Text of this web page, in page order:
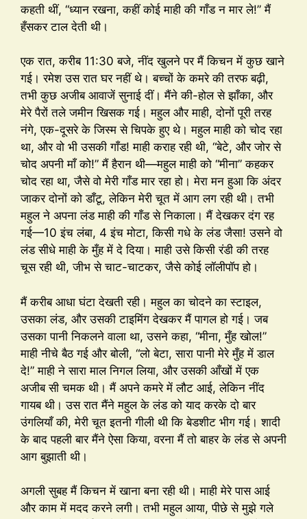
कहती थीं, “ध्यान रखना, कहीं कोई माही की गाँड न मार ले!” मैं
हँसकर टाल देती थी।
एक रात, करीब 11:30 बजे, नींद खुलने पर मैं किचन में कुछ खाने
गई। रमेश उस रात घर नहीं थे। बच्चों के कमरे की तरफ बढ़ी,
तभी कुछ अजीब आवाजें सुनाई दीं। मैंने की-होल से झाँका, और
मेरे पैरों तले जमीन खिसक गई। महुल और माही, दोनों पूरी तरह
नंगे, एक-दूसरे के जिस्म से चिपके हुए थे। महुल माही को चोद रहा
था, और वो भी उसकी गाँड! माही कराह रही थी, “बेटे, और जोर से
चोद अपनी माँ को!” मैं हैरान थी—महुल माही को “मीना” कहकर
चोद रहा था, जैसे वो मेरी गाँड मार रहा हो। मेरा मन हुआ कि अंदर
जाकर दोनों को डाँटू, लेकिन मेरी चूत में आग लग रही थी। तभी
महुल ने अपना लंड माही की गाँड से निकाला। मैं देखकर दंग रह
गई—10 इंच लंबा, 4 इंच मोटा, किसी गधे के लंड जैसा! उसने वो
लंड सीधे माही के मुँह में दे दिया। माही उसे किसी रंडी की तरह
चूस रही थी, जीभ से चाट-चाटकर, जैसे कोई लॉलीपॉप हो।
मैं करीब आधा घंटा देखती रही। महुल का चोदने का स्टाइल,
उसका लंड, और उसकी टाइमिंग देखकर मैं पागल हो गई। जब
उसका पानी निकलने वाला था, उसने कहा, “मीना, मुँह खोल!”
माही नीचे बैठ गई और बोली, “लो बेटा, सारा पानी मेरे मुँह में डाल
दे!” माही ने सारा माल निगल लिया, और उसकी आँखों में एक
अजीब सी चमक थी। मैं अपने कमरे में लौट आई, लेकिन नींद
गायब थी। उस रात मैंने महुल के लंड को याद करके दो बार
उंगलियाँ की, मेरी चूत इतनी गीली थी कि बेडशीट भीग गई। शादी
के बाद पहली बार मैंने ऐसा किया, वरना मैं तो बाहर के लंड से अपनी
आग बुझाती थी।
अगली सुबह मैं किचन में खाना बना रही थी। माही मेरे पास आई
और काम में मदद करने लगी। तभी महुल आया, पीछे से मुझे गले